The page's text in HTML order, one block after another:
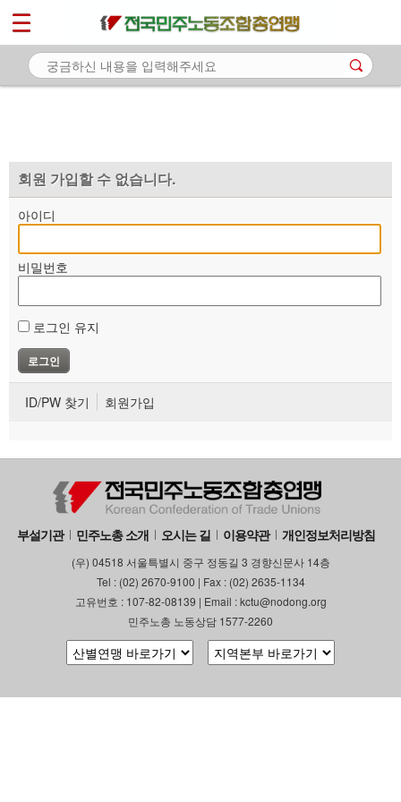
회원 가입할 수 없습니다.
아이디
비밀번호
로그인 유지
ID/PW 찾기 회원가입
부설기관 민주노총 소개 오시는 길 이용약관 개인정보처리방침
(우) 04518 서울특별시 중구 정동길 3 경향신문사 14층
Tel : (02) 2670-9100 | Fax : (02) 2635-1134
고유번호 : 107-82-08139 | Email : kctu@nodong.org
민주노총 노동상담 1577-2260
마이페이지
소개
자료
부설기관